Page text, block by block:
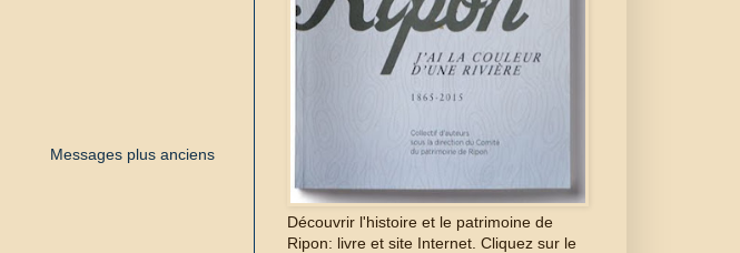
Messages plus anciens
Découvrir l'histoire et le patrimoine de
Ripon: livre et site Internet. Cliquez sur le